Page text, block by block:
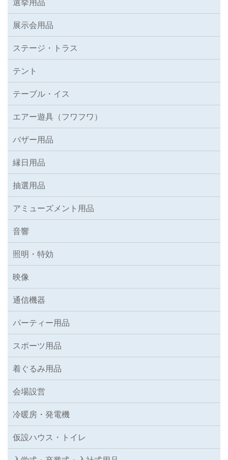
選挙用品
展示会用品
ステージ・トラス
テント
テーブル・イス
エアー遊具（フワフワ）
バザー用品
縁日用品
抽選用品
アミューズメント用品
音響
照明・特効
映像
通信機器
パーティー用品
スポーツ用品
着ぐるみ用品
会場設営
冷暖房・発電機
仮設ハウス・トイレ